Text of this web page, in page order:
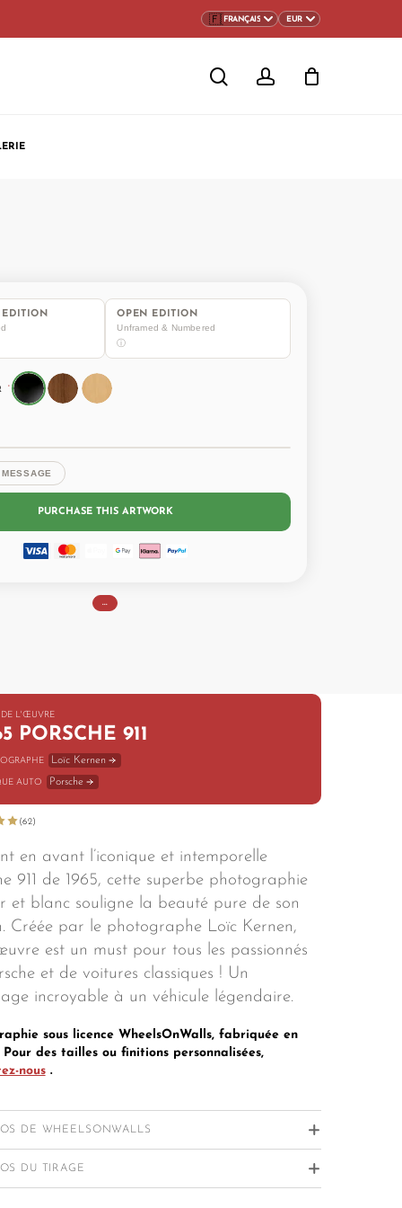
CLOSE
EDITION
OPEN EDITION
Unframed & Numbered
ⓘ
*
PURCHASE THIS ARTWORK
...
DE L'ŒUVRE
PORSCHE 911
Loïc Kernen
AUTO Porsche
(62)
en avant l’iconique et intemporelle
911 de 1965, cette superbe photographie
et blanc souligne la beauté pure de son
Créée par le photographe Loïc Kernen,
est un must pour tous les passionnés
et de voitures classiques ! Un
incroyable à un véhicule légendaire.
sous licence WheelsOnWalls, fabriquée en
Pour des tailles ou finitions personnalisées,
nous.
DE WHEELSONWALLS
passion pour l’automobile et la
WheelsOnWalls est devenue la
DU TIRAGE